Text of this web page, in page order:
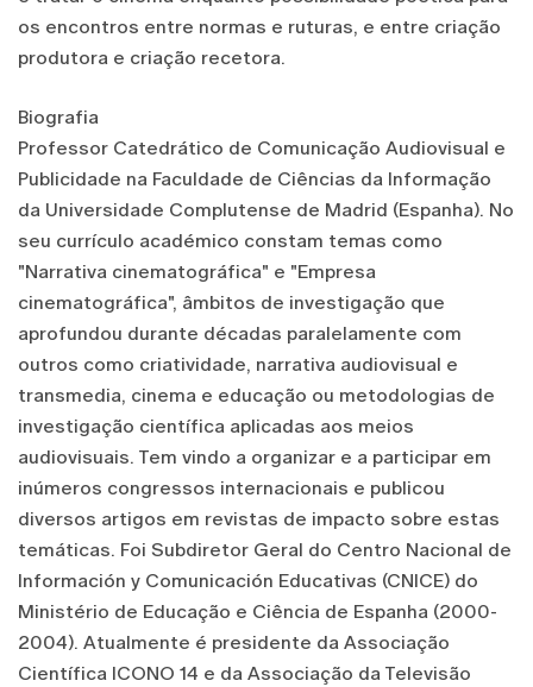
os encontros entre normas e ruturas, e entre criação
produtora e criação recetora.
Biografia
Professor Catedrático de Comunicação Audiovisual e
Publicidade na Faculdade de Ciências da Informação
da Universidade Complutense de Madrid (Espanha). No
seu currículo académico constam temas como
"Narrativa cinematográfica" e "Empresa
cinematográfica", âmbitos de investigação que
aprofundou durante décadas paralelamente com
outros como criatividade, narrativa audiovisual e
transmedia, cinema e educação ou metodologias de
investigação científica aplicadas aos meios
audiovisuais. Tem vindo a organizar e a participar em
inúmeros congressos internacionais e publicou
diversos artigos em revistas de impacto sobre estas
temáticas. Foi Subdiretor Geral do Centro Nacional de
Información y Comunicación Educativas (CNICE) do
Ministério de Educação e Ciência de Espanha (2000-
2004). Atualmente é presidente da Associação
Científica ICONO 14 e da Associação da Televisão